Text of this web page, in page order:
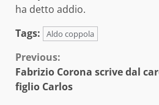
ha detto addio.
Tags:
Aldo coppola
Continue
Reading
Previous:
Fabrizio Corona scrive dal
figlio Carlos